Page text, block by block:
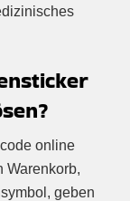
online
Warenkorb,
geben